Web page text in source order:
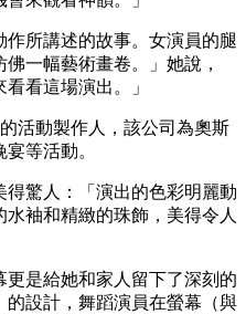
作所講述的故事。女演員的腿
一幅藝術畫卷。」她說，
看這場演出。」
活動製作人，該公司為奧斯
等活動。
驚人：「演出的色彩明麗動
袖和精緻的珠飾，美得令人
是給她和家人留下了深刻的
設計，舞蹈演員在螢幕（與